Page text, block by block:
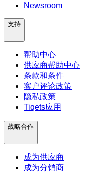
Newsroom
支持
帮助中心
供应商帮助中心
条款和条件
客户评论政策
隐私政策
Tiqets应用
战略合作
成为供应商
成为分销商